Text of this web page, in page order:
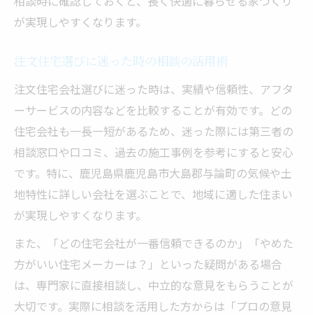
が実現しやすくなります。
注文住宅選びに迷った時の相談の活用術
注文住宅会社選びに迷った時は、実績や信頼性、アフタ
ーサービスの内容などを比較することが有効です。どの
住宅会社も一長一短があるため、迷った際には第三者の
相談窓口や口コミ、過去の施工事例を参考にすると安心
です。特に、鹿児島県鹿児島市大島郡与論町の気候や土
地特性に詳しい会社を選ぶことで、地域に適した住まい
が実現しやすくなります。
また、「どの住宅会社が一番信頼できるのか」「やめた
方がいい住宅メーカーは？」といった疑問がある場合
は、専門家に直接相談し、中立的な意見をもらうことが
大切です。実際に相談を活用した方からは「プロの意見